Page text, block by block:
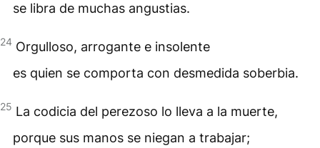
se libra de muchas angustias.
24 Orgulloso, arrogante e insolente
es quien se comporta con desmedida soberbia.
25 La codicia del perezoso lo lleva a la muerte,
porque sus manos se niegan a trabajar;